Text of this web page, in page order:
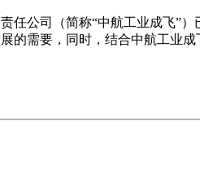
公司（简称“中航工业成飞”
的需要，同时，结合中航工业